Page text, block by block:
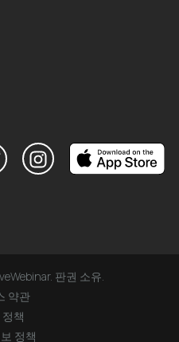
판권 소유.
약관
책
정책